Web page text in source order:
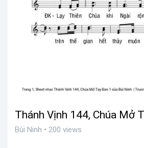
Thánh Vịnh 144, Chúa Mở
Bùi Ninh • 200 views